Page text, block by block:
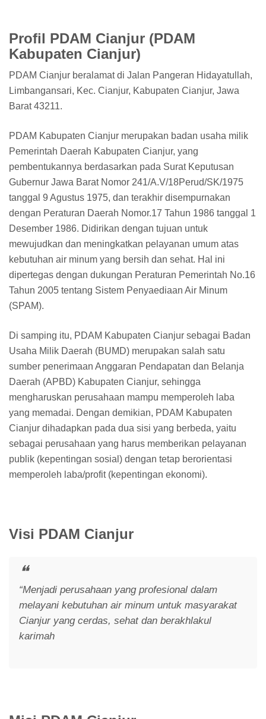
Profil PDAM Cianjur (PDAM
Kabupaten Cianjur)
PDAM Cianjur beralamat di Jalan Pangeran Hidayatullah,
Limbangansari, Kec. Cianjur, Kabupaten Cianjur, Jawa
Barat 43211.
PDAM Kabupaten Cianjur merupakan badan usaha milik
Pemerintah Daerah Kabupaten Cianjur, yang
pembentukannya berdasarkan pada Surat Keputusan
Gubernur Jawa Barat Nomor 241/A.V/18Perud/SK/1975
tanggal 9 Agustus 1975, dan terakhir disempurnakan
dengan Peraturan Daerah Nomor.17 Tahun 1986 tanggal 1
Desember 1986. Didirikan dengan tujuan untuk
mewujudkan dan meningkatkan pelayanan umum atas
kebutuhan air minum yang bersih dan sehat. Hal ini
dipertegas dengan dukungan Peraturan Pemerintah No.16
Tahun 2005 tentang Sistem Penyaediaan Air Minum
(SPAM).
Di samping itu, PDAM Kabupaten Cianjur sebagai Badan
Usaha Milik Daerah (BUMD) merupakan salah satu
sumber penerimaan Anggaran Pendapatan dan Belanja
Daerah (APBD) Kabupaten Cianjur, sehingga
mengharuskan perusahaan mampu memperoleh laba
yang memadai. Dengan demikian, PDAM Kabupaten
Cianjur dihadapkan pada dua sisi yang berbeda, yaitu
sebagai perusahaan yang harus memberikan pelayanan
publik (kepentingan sosial) dengan tetap berorientasi
memperoleh laba/profit (kepentingan ekonomi).
Visi PDAM Cianjur
“Menjadi perusahaan yang profesional dalam
melayani kebutuhan air minum untuk masyarakat
Cianjur yang cerdas, sehat dan berakhlakul
karimah